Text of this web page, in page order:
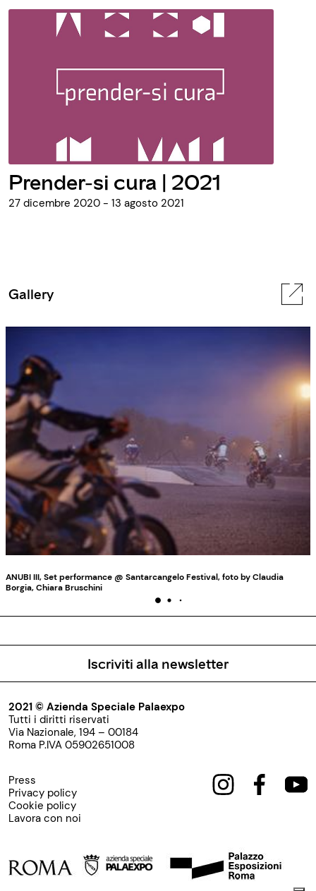
Prender-si cura | 2021
27 dicembre 2020 - 13 agosto 2021
Gallery
ANUBI III, Set performance @ Santarcangelo Festival, foto by Claudia
Borgia, Chiara Bruschini
Iscriviti alla newsletter
2021 © Azienda Speciale Palaexpo
Tutti i diritti riservati
Via Nazionale, 194 – 00184
Roma P.IVA 05902651008
Press
Privacy policy
Cookie policy
Lavora con noi